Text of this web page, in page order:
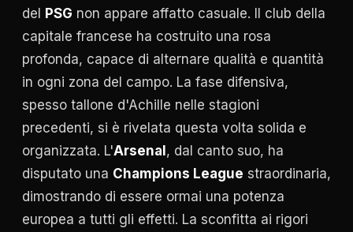
del
PSG non appare affatto casuale. Il club della
capitale francese ha costruito una rosa
profonda, capace di alternare qualità e quantità
in ogni zona del campo. La fase difensiva,
spesso tallone d'Achille nelle stagioni
precedenti, si è rivelata questa volta solida e
organizzata. L'Arsenal , dal canto suo, ha
disputato una Champions League straordinaria,
dimostrando di essere ormai una potenza
europea a tutti gli effetti. La sconfitta ai rigori